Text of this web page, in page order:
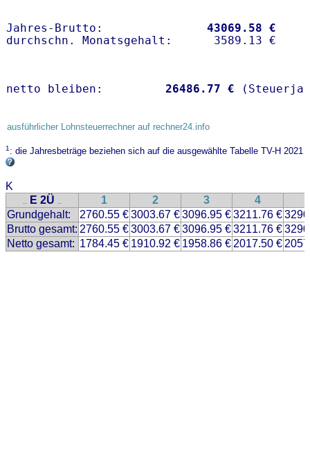
Jahres-Brutto: 43069.58 €
netto bleiben: 26486.77 €
ausführlicher Lohnsteuerrechner auf rechner24.info
1: die Jahresbeträge beziehen sich auf die ausgewählte Tabelle TV-H 2021
K
.. E 2Ü .. 1 2 3 4
Grundgehalt:
2760.55 €3003.67 €3096.95 €3211.76 €
Brutto gesamt: 2760.55 €3003.67 €3096.95 €3211.76 €
Netto gesamt: 1784.45 € 1910.92 € 1958.86 € 2017.50 €